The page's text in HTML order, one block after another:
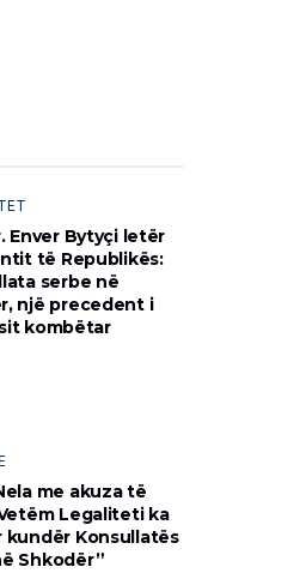
Enver Bytyçi letër
të Republikës:
serbe në
një precedent i
kombëtar
me akuza të
Legaliteti ka
kundër Konsullatës
Shkodër”